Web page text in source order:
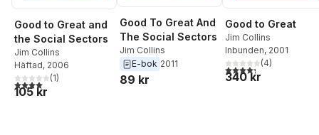
Good to Great and
the Social Sectors
Jim Collins
Häftad, 2006
4,0utav 5 stjärnor. Totalt antal röster:
(1)
105 kr
Good To Great And
The Social Sectors
Jim Collins
E-bok 2011
89 kr
Good to Great
Jim Collins
Inbunden, 2001
4,3utav 5 stjärnor.
(4)
340 kr